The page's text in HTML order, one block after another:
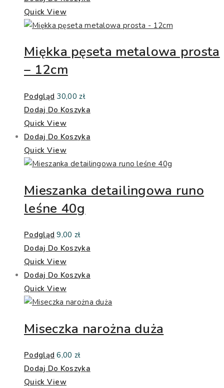
Quick View
Miękka pęseta metalowa prosta
– 12cm
Podgląd 30,00zł
Dodaj Do Koszyka
Quick View
Dodaj Do Koszyka
Quick View
Mieszanka detailingowa runo
leśne 40g
Podgląd 9,00 zł
Dodaj Do Koszyka
Quick View
Dodaj Do Koszyka
Quick View
Miseczka narożna duża
Podgląd 6,00 zł
Dodaj Do Koszyka
Quick View